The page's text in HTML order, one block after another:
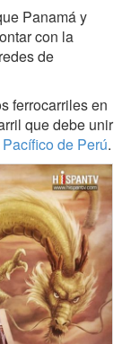
Panamá y
con la
de
ferrocarriles en
que debe unir
de Perú.